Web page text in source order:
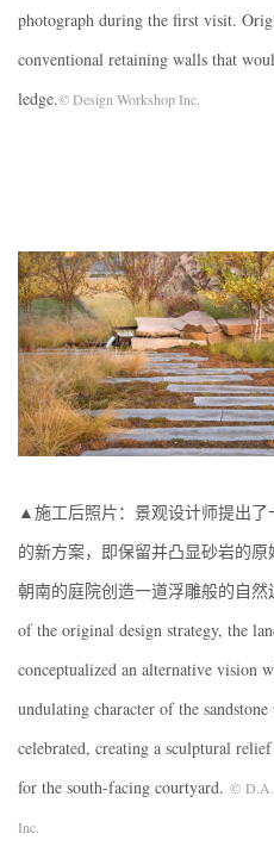
photograph during the first visit.
conventional retaining walls that
ledge.© Design Workshop Inc.
▲施工后照片：景观设计师提出
的新方案，即保留并凸显砂岩的
朝南的庭院创造一道浮雕般的自
of the original design strategy, the
conceptualized an alternative vision
undulating character of the
celebrated, creating a sculptural
for the south-facing courtyard. © D.A.
Inc.